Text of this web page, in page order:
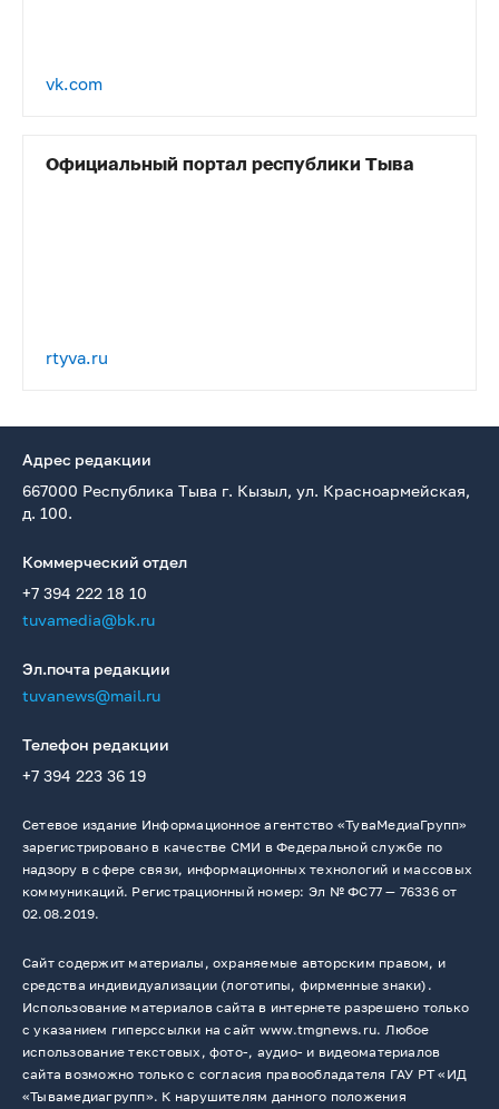
vk.com
Официальный портал республики Тыва
rtyva.ru
Адрес редакции
667000 Республика Тыва г. Кызыл, ул. Красноармейская,
д. 100.
Коммерческий отдел
+7 394 222 18 10
tuvamedia@bk.ru
Эл.почта редакции
tuvanews@mail.ru
Телефон редакции
+7 394 223 36 19
Сетевое издание Информационное агентство «ТуваМедиаГрупп»
зарегистрировано в качестве СМИ в Федеральной службе по
надзору в сфере связи, информационных технологий и массовых
коммуникаций. Регистрационный номер: Эл № ФС77 — 76336 от
02.08.2019.
Сайт содержит материалы, охраняемые авторским правом, и
средства индивидуализации (логотипы, фирменные знаки).
Использование материалов сайта в интернете разрешено только
с указанием гиперссылки на сайт www.tmgnews.ru. Любое
использование текстовых, фото-, аудио- и видеоматериалов
сайта возможно только с согласия правообладателя ГАУ РТ «ИД
«Тывамедиагрупп». К нарушителям данного положения